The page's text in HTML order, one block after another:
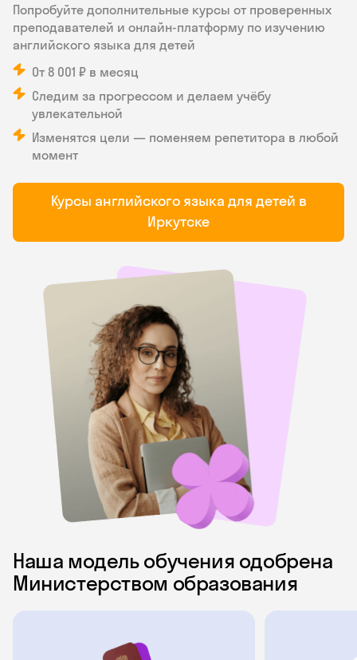
Попробуйте дополнительные курсы от проверенных
преподавателей и онлайн-платформу по изучению
английского языка для детей
От 8 001 ₽ в месяц
Следим за прогрессом и делаем учёбу
увлекательной
Изменятся цели — поменяем репетитора в любой
момент
Курсы английского языка для детей в
Иркутске
Наша модель обучения одобрена
Министерством образования